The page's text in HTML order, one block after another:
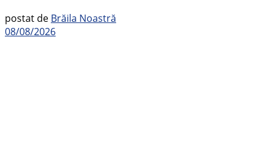
postat de Brăila Noastră
08/08/2026